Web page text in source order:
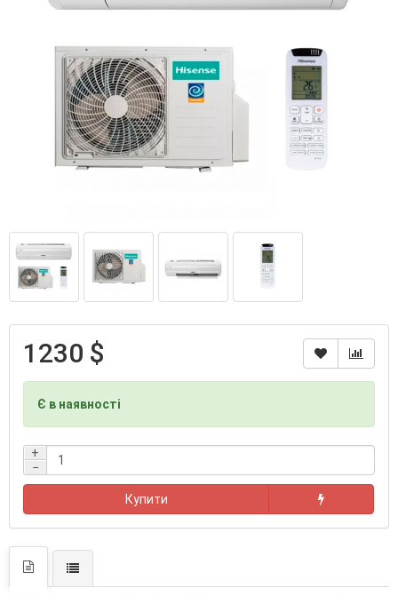
1230 $
Є в наявності
+
−
Купити